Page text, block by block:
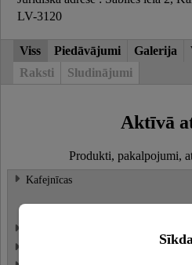
LV-3120
Viss Piedāvājumi Galerija
Raksti
Sludinājumi
Aktīvā
Produkti, pakalpojumi,
Kafejnīcas
Telpas konferencēm un semināriem